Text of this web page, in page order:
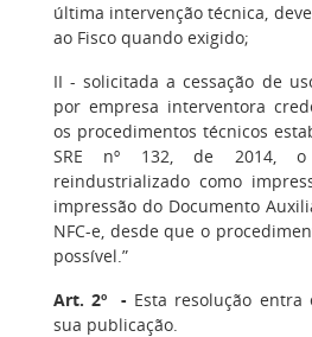
última intervenção técnica,
ao Fisco quando exigido;
II - solicitada a cessação de
por empresa interventora
os procedimentos técnicos
SRE nº 132, de 2014,
reindustrializado como
impressão do Documento
NFC-e, desde que o
possível.”
Art. 2º - Esta resolução
sua publicação.